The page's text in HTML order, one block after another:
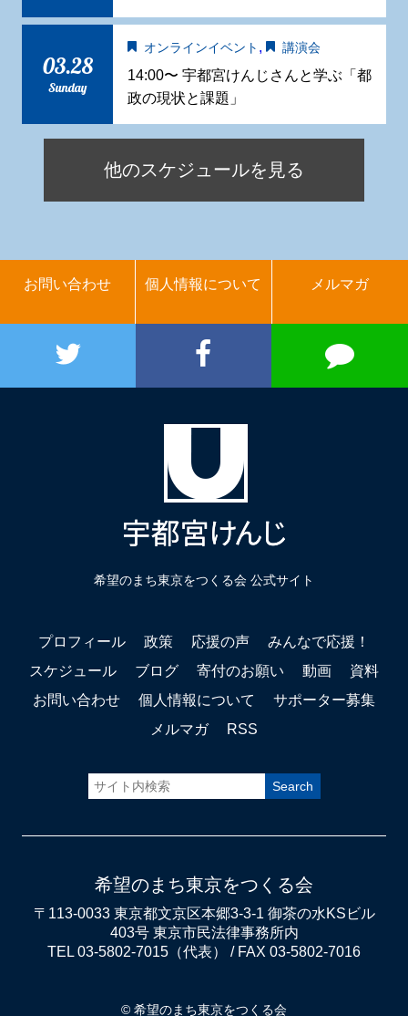
03.28
Sunday
オンラインイベント , 講演会
14:00〜 宇都宮けんじさんと学ぶ「都
政の現状と課題」
他のスケジュールを見る
お問い合わせ 個人情報について メルマガ
希望のまち東京をつくる会 公式サイト
プロフィール 政策 応援の声
みんなで応援！
スケジュール
ブログ 寄付のお願い 動画
資料
お問い合わせ
個人情報について
サポーター募集
メルマガ
RSS
希望のまち東京をつくる会
〒113-0033 東京都文京区本郷3-3-1 御茶の水KSビル
403号 東京市民法律事務所内
TEL 03-5802-7015（代表） / FAX 03-5802-7016
© 希望のまち東京をつくる会